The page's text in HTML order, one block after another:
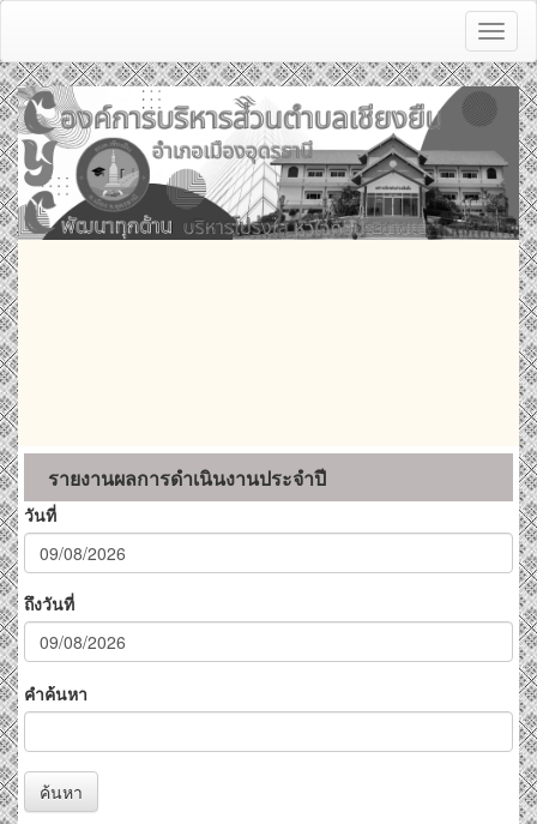
รายงานผลการดำเนินงานประจำปี
วันที่
ถึงวันที่
คำค้นหา
ค้นหา